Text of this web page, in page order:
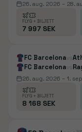
26. aug. 2026 – 28.
FLYG + BILJETT
7 997 SEK
FC Barcelonavs
FC Barcelonavs
26. aug. 2026 – 1.
FLYG + BILJETT
8 168 SEK